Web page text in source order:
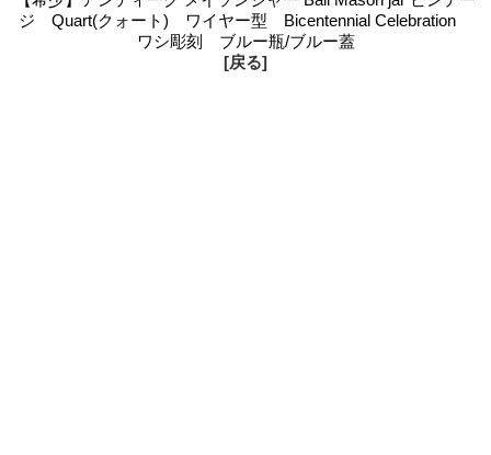
ジ Quart(クォート) ワイヤー型 Bicentennial Celebration
ワシ彫刻 ブルー瓶/ブルー蓋
[戻る]